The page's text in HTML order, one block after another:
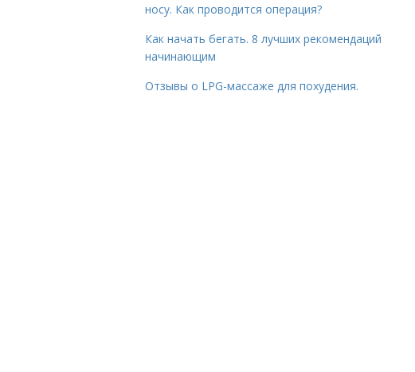
носу. Как проводится операция?
Как начать бегать. 8 лучших рекомендаций
начинающим
Отзывы о LPG-массаже для похудения.